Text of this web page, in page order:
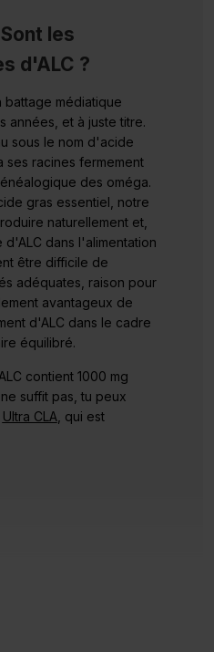
les
d'ALC ?
battage médiatique
années, et à juste titre.
sous le nom d'acide
ses racines fermement
des oméga.
gras essentiel, notre
naturellement et,
dans l'alimentation
être difficile de
adéquates, raison pour
avantageux de
d'ALC dans le cadre
équilibré.
contient 1000 mg
suffit pas, tu peux
Ultra CLA , qui est